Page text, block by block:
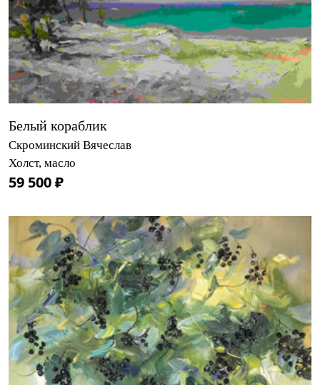
Белый кораблик
Скроминский Вячеслав
Холст, масло
59 500 ₽